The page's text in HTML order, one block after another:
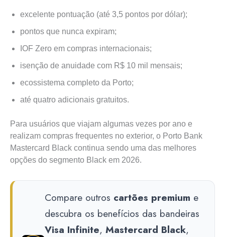
excelente pontuação (até 3,5 pontos por dólar);
pontos que nunca expiram;
IOF Zero em compras internacionais;
isenção de anuidade com R$ 10 mil mensais;
ecossistema completo da Porto;
até quatro adicionais gratuitos.
Para usuários que viajam algumas vezes por ano e
realizam compras frequentes no exterior, o Porto Bank
Mastercard Black continua sendo uma das melhores
opções do segmento Black em 2026.
Compare outros cartões premium e
descubra os benefícios das bandeiras
Visa Infinite, Mastercard Black,